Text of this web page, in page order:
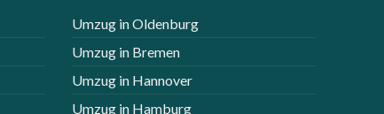
Umzug in Oldenburg
Umzug in Bremen
Umzug in Hannover
Umzug in Hamburg